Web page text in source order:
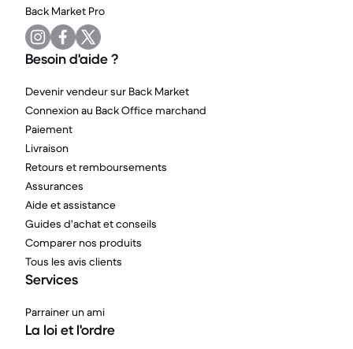
Back Market Pro
Besoin d'aide ?
Devenir vendeur sur Back Market
Connexion au Back Office marchand
Paiement
Livraison
Retours et remboursements
Assurances
Aide et assistance
Guides d'achat et conseils
Comparer nos produits
Tous les avis clients
Services
Parrainer un ami
La loi et l'ordre